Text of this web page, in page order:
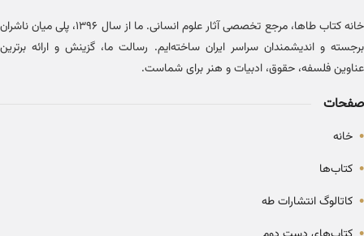
خانه کتاب طاها، مرجع تخصصی آثار علوم انسانی. ما از سال ۱۳۹۶، پلی میان ناشران
برجسته و اندیشمندان سراسر ایران ساخته‌ایم. رسالت ما، گزینش و ارائه برترین
عناوین فلسفه، حقوق، ادبیات و هنر برای شماست.
صفحات
• خانه
• کتاب‌ها
• کاتالوگ انتشارات طه